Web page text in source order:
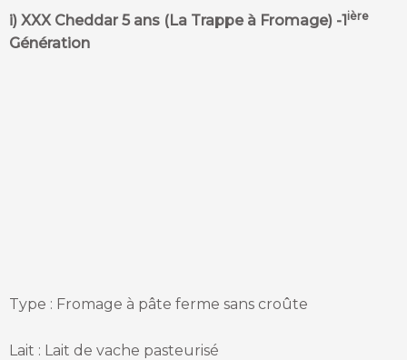
i) XXX Cheddar 5 ans (La Trappe à Fromage) -1ière
Génération
Type : Fromage à pâte ferme sans croûte
Lait : Lait de vache pasteurisé